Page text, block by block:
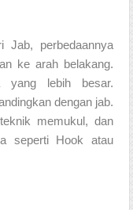
Jab, perbedaannya
ke arah belakang.
yang lebih besar.
dengan jab.
memukul, dan
seperti Hook atau